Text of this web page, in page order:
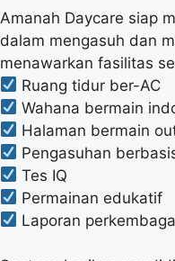
Amanah Daycare siap
dalam mengasuh dan
menawarkan fasilitas
Ruang tidur ber-AC
Wahana bermain
Halaman bermain
Pengasuhan
Tes IQ
Permainan edukatif
Laporan